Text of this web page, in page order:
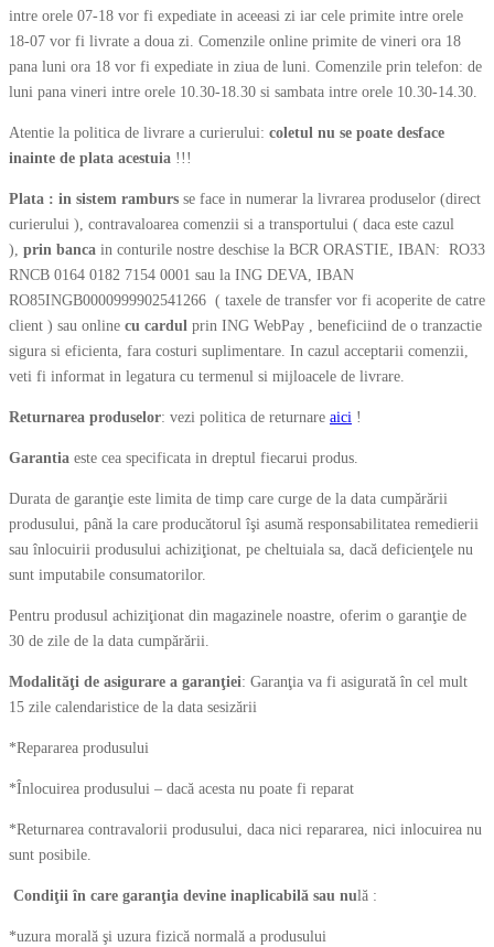
intre orele 07-18 vor fi expediate in aceeasi zi iar cele primite intre orele
18-07 vor fi livrate a doua zi. Comenzile online primite de vineri ora 18
pana luni ora 18 vor fi expediate in ziua de luni. Comenzile prin telefon: de
luni pana vineri intre orele 10.30-18.30 si sambata intre orele 10.30-14.30.
Atentie la politica de livrare a curierului: coletul nu se poate desface
inainte de plata acestuia !!!
Plata : in sistem ramburs se face in numerar la livrarea produselor (direct
curierului ), contravaloarea comenzii si a transportului ( daca este cazul
), prin banca in conturile nostre deschise la BCR ORASTIE, IBAN: RO33
RNCB 0164 0182 7154 0001 sau la ING DEVA, IBAN
RO85INGB0000999902541266 ( taxele de transfer vor fi acoperite de catre
client ) sau online cu cardul prin ING WebPay , beneficiind de o tranzactie
sigura si eficienta, fara costuri suplimentare. In cazul acceptarii comenzii,
veti fi informat in legatura cu termenul si mijloacele de livrare.
Returnarea produselor: vezi politica de returnare aici !
Garantia este cea specificata in dreptul fiecarui produs.
Durata de garanţie este limita de timp care curge de la data cumpărării
produsului, până la care producătorul îşi asumă responsabilitatea remedierii
sau înlocuirii produsului achiziţionat, pe cheltuiala sa, dacă deficienţele nu
sunt imputabile consumatorilor.
Pentru produsul achiziţionat din magazinele noastre, oferim o garanţie de
30 de zile de la data cumpărării.
Modalităţi de asigurare a garanţiei: Garanţia va fi asigurată în cel mult
15 zile calendaristice de la data sesizării
*Repararea produsului
*Înlocuirea produsului – dacă acesta nu poate fi reparat
*Returnarea contravalorii produsului, daca nici repararea, nici inlocuirea nu
sunt posibile.
Condiţii în care garanţia devine inaplicabilă sau nulă :
*uzura morală şi uzura fizică normală a produsului